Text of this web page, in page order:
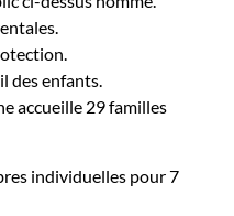
des enfants.
accueille 29 familles
individuelles pour 7